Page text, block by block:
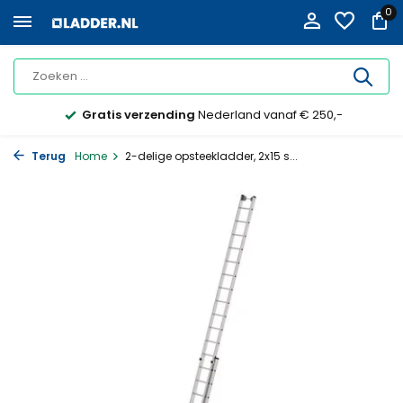
0
Gratis verzending Nederland vanaf € 250,-
Terug Home 2-delige opsteekladder, 2x15 s...